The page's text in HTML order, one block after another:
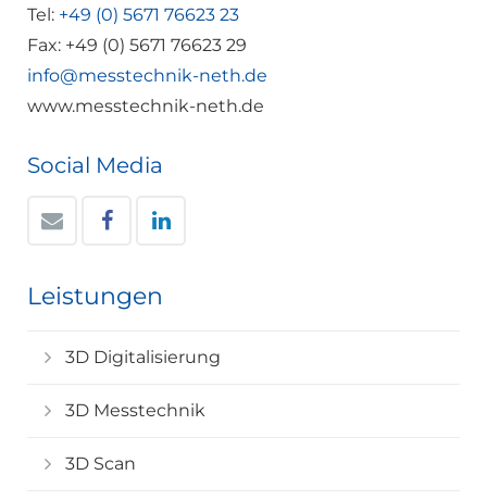
Tel: +49 (0) 5671 76623 23
Fax: +49 (0) 5671 76623 29
info@messtechnik-neth.de
www.messtechnik-neth.de
Social Media
Leistungen
3D Digitalisierung
3D Messtechnik
3D Scan